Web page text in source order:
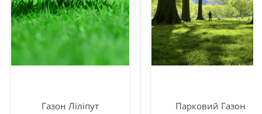
Газон Ліліпут Парковий Газон